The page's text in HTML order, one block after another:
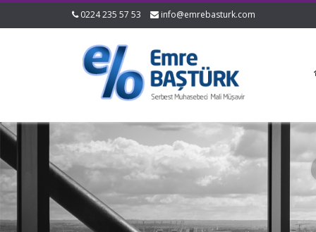
0224 235 57 53 info@emrebasturk.com